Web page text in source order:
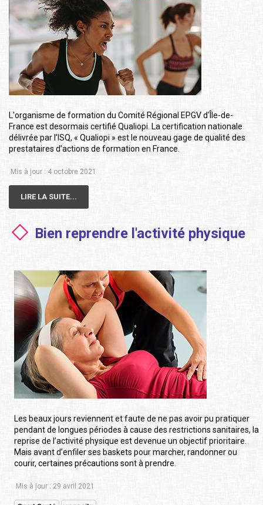
L'organisme de formation du Comité Régional EPGV d'Île-de-
France est desormais certifié Qualiopi. La certification nationale
délivrée par l’ISQ, « Qualiopi » est le nouveau gage de qualité des
prestataires d’actions de formation en France.
Mis à jour : 4 octobre 2021
LIRE LA SUITE...
Bien reprendre l'activité physique
Les beaux jours reviennent et faute de ne pas avoir pu pratiquer
pendant de longues périodes à cause des restrictions sanitaires, la
reprise de l’activité physique est devenue un objectif prioritaire.
Mais avant d’enfiler ses baskets pour marcher, randonner ou
courir, certaines précautions sont à prendre.
Mis à jour : 29 avril 2021